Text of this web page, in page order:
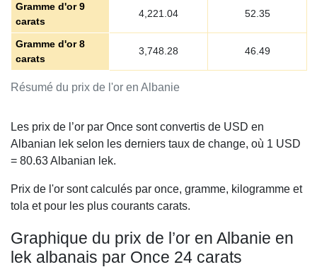
Résumé du prix de l'or en Albanie
Gramme d'or 9
carats
4,221.04 52.35
Gramme d'or 8
carats
3,748.28 46.49
Les prix de l’or par Once sont convertis de USD en
Albanian lek selon les derniers taux de change, où 1 USD
= 80.63Albanian lek.
Prix de l'or sont calculés par once, gramme, kilogramme et
tola et pour les plus courants carats.
Graphique du prix de l’or en Albanie en
lek albanais par Once 24 carats